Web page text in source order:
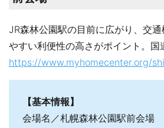
JR森林公園駅の目前に広がり、交
やすい利便性の高さがポイント。国
https://www.myhomecenter.org/
【基本情報】
会場名／札幌森林公園駅前会場